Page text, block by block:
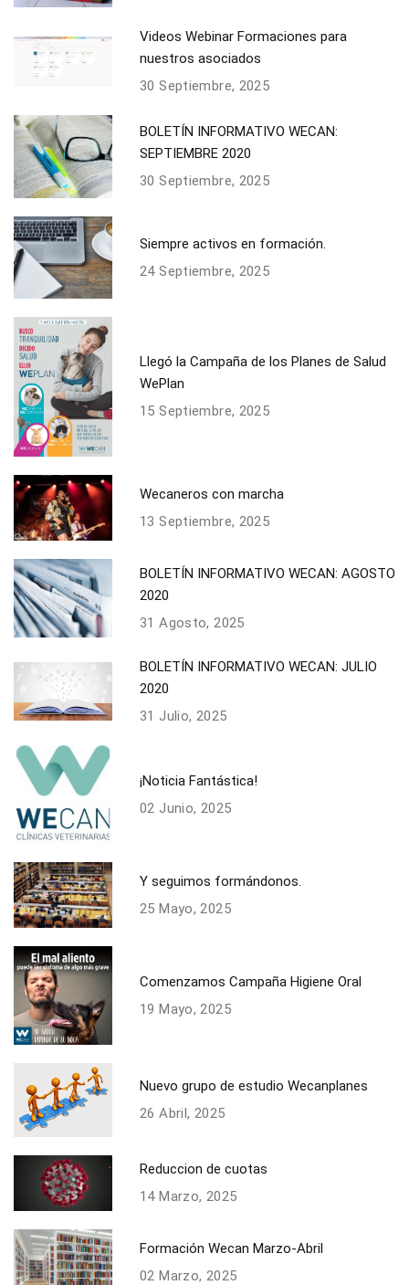
Videos Webinar Formaciones para
nuestros asociados
30 Septiembre, 2025
BOLETÍN INFORMATIVO WECAN:
SEPTIEMBRE 2020
30 Septiembre, 2025
Siempre activos en formación.
24 Septiembre, 2025
Llegó la Campaña de los Planes de Salud
WePlan
15 Septiembre, 2025
Wecaneros con marcha
13 Septiembre, 2025
BOLETÍN INFORMATIVO WECAN: AGOSTO
2020
31 Agosto, 2025
BOLETÍN INFORMATIVO WECAN: JULIO
2020
31 Julio, 2025
¡Noticia Fantástica!
02 Junio, 2025
Y seguimos formándonos.
25 Mayo, 2025
Comenzamos Campaña Higiene Oral
19 Mayo, 2025
Nuevo grupo de estudio Wecanplanes
26 Abril, 2025
Reduccion de cuotas
14 Marzo, 2025
Formación Wecan Marzo-Abril
02 Marzo, 2025